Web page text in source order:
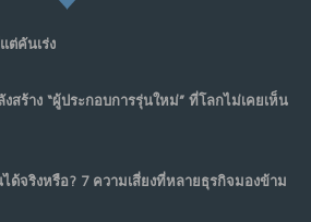
ดแบบแพลตฟอร์ม : AI กำลังเปลี่ยนรัฐ
กาล
ต่คันเร่ง
สร้าง “ผู้ประกอบการรุ่นใหม่” ที่โลกไม่เคยเห็น
ด้จริงหรือ? 7 ความเสี่ยงที่หลายธุรกิจมองข้าม